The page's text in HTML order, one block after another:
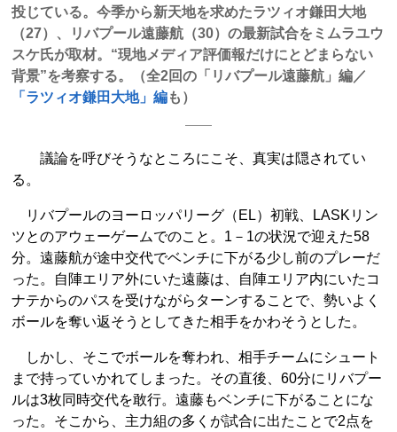
投じている。今季から新天地を求めたラツィオ鎌田大地
（27）、リバプール遠藤航（30）の最新試合をミムラユウ
スケ氏が取材。“現地メディア評価報だけにとどまらない
背景”を考察する。（全2回の「リバプール遠藤航」編／
「ラツィオ鎌田大地」編も）
議論を呼びそうなところにこそ、真実は隠されてい
る。
リバプールのヨーロッパリーグ（EL）初戦、LASKリン
ツとのアウェーゲームでのこと。1－1の状況で迎えた58
分。遠藤航が途中交代でベンチに下がる少し前のプレーだ
った。自陣エリア外にいた遠藤は、自陣エリア内にいたコ
ナテからのパスを受けながらターンすることで、勢いよく
ボールを奪い返そうとしてきた相手をかわそうとした。
しかし、そこでボールを奪われ、相手チームにシュート
まで持っていかれてしまった。その直後、60分にリバプー
ルは3枚同時交代を敢行。遠藤もベンチに下がることにな
った。そこから、主力組の多くが試合に出たことで2点を